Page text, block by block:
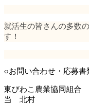
就活生の皆さんの多数
す！
○お問い合わせ・応募書
東びわこ農業協同組
当 北村